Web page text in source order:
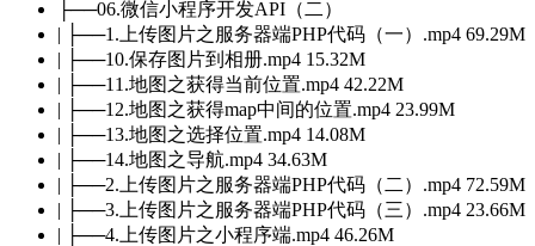
├──06.微信小程序开发API（二）
| ├──1.上传图片之服务器端PHP代码（一）.mp4 69.29M
| ├──10.保存图片到相册.mp4 15.32M
| ├──11.地图之获得当前位置.mp4 42.22M
| ├──12.地图之获得map中间的位置.mp4 23.99M
| ├──13.地图之选择位置.mp4 14.08M
| ├──14.地图之导航.mp4 34.63M
| ├──2.上传图片之服务器端PHP代码（二）.mp4 72.59M
| ├──3.上传图片之服务器端PHP代码（三）.mp4 23.66M
| ├──4.上传图片之小程序端.mp4 46.26M